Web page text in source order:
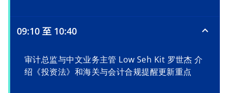
09:10 至 10:40
审计总监与中文业务主管 Low Seh Kit 罗世杰 介
绍《投资法》和海关与会计合规提醒更新重点